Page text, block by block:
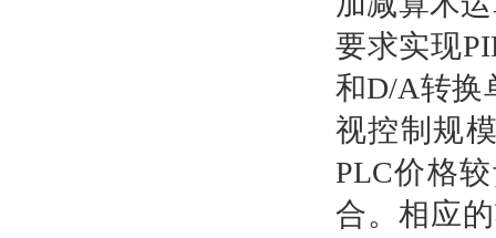
要求实现
和D/A转换
视控制规
PLC价格
合。相应